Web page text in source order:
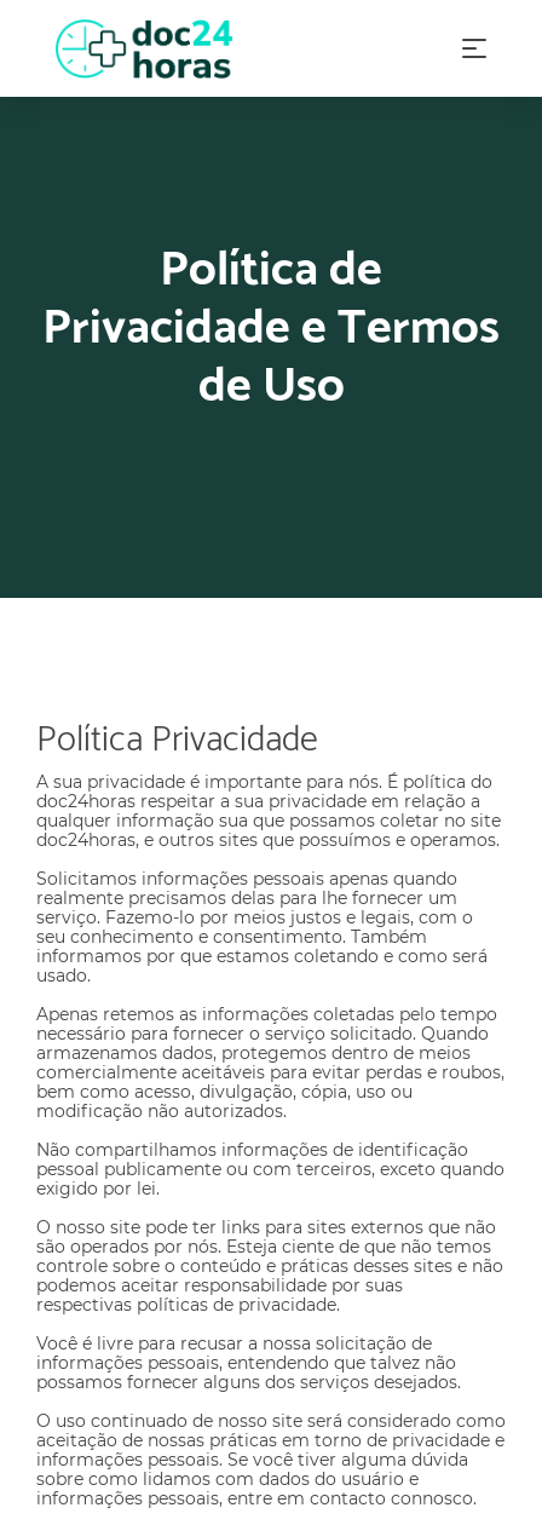
Política de
Privacidade e Termos
de Uso
Política Privacidade
A sua privacidade é importante para nós. É política do
doc24horas respeitar a sua privacidade em relação a
qualquer informação sua que possamos coletar no site
doc24horas, e outros sites que possuímos e operamos.
Solicitamos informações pessoais apenas quando
realmente precisamos delas para lhe fornecer um
serviço. Fazemo-lo por meios justos e legais, com o
seu conhecimento e consentimento. Também
informamos por que estamos coletando e como será
usado.
Apenas retemos as informações coletadas pelo tempo
necessário para fornecer o serviço solicitado. Quando
armazenamos dados, protegemos dentro de meios
comercialmente aceitáveis ​​para evitar perdas e roubos,
bem como acesso, divulgação, cópia, uso ou
modificação não autorizados.
Não compartilhamos informações de identificação
pessoal publicamente ou com terceiros, exceto quando
exigido por lei.
O nosso site pode ter links para sites externos que não
são operados por nós. Esteja ciente de que não temos
controle sobre o conteúdo e práticas desses sites e não
podemos aceitar responsabilidade por suas
respectivas políticas de privacidade.
Você é livre para recusar a nossa solicitação de
informações pessoais, entendendo que talvez não
possamos fornecer alguns dos serviços desejados.
O uso continuado de nosso site será considerado como
aceitação de nossas práticas em torno de privacidade e
informações pessoais. Se você tiver alguma dúvida
sobre como lidamos com dados do usuário e
informações pessoais, entre em contacto connosco.